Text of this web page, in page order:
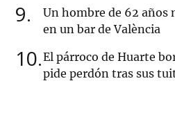
9
Un hombre de 62 años
en un bar de València
10 El párroco de Huarte
pide perdón tras sus